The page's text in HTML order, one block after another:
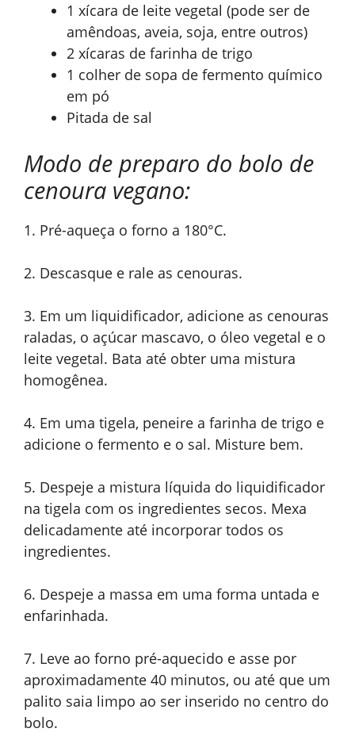
1 xícara de leite vegetal (pode ser de
amêndoas, aveia, soja, entre outros)
2 xícaras de farinha de trigo
1 colher de sopa de fermento químico
em pó
Pitada de sal
Modo de preparo do bolo de
cenoura vegano:
1. Pré-aqueça o forno a 180°C.
2. Descasque e rale as cenouras.
3. Em um liquidificador, adicione as cenouras
raladas, o açúcar mascavo, o óleo vegetal e o
leite vegetal. Bata até obter uma mistura
homogênea.
4. Em uma tigela, peneire a farinha de trigo e
adicione o fermento e o sal. Misture bem.
5. Despeje a mistura líquida do liquidificador
na tigela com os ingredientes secos. Mexa
delicadamente até incorporar todos os
ingredientes.
6. Despeje a massa em uma forma untada e
enfarinhada.
7. Leve ao forno pré-aquecido e asse por
aproximadamente 40 minutos, ou até que um
palito saia limpo ao ser inserido no centro do
bolo.